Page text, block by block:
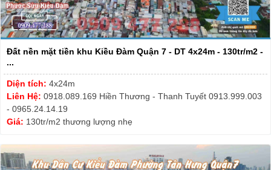
Đất nền mặt tiền khu Kiều Đàm Quận 7 - DT 4x24m - 130tr/m2 -
...
Diện tích: 4x24m
Liên Hệ: 0918.089.169 Hiền Thương - Thanh Tuyết 0913.999.003
- 0965.24.14.19
Giá: 130tr/m2 thương lượng nhẹ